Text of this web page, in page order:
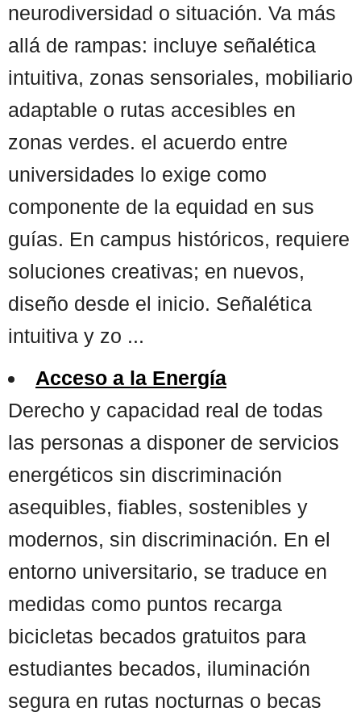
neurodiversidad o situación. Va más
allá de rampas: incluye señalética
intuitiva, zonas sensoriales, mobiliario
adaptable o rutas accesibles en
zonas verdes. el acuerdo entre
universidades lo exige como
componente de la equidad en sus
guías. En campus históricos, requiere
soluciones creativas; en nuevos,
diseño desde el inicio. Señalética
intuitiva y zo ...
Acceso a la Energía
Derecho y capacidad real de todas
las personas a disponer de servicios
energéticos sin discriminación
asequibles, fiables, sostenibles y
modernos, sin discriminación. En el
entorno universitario, se traduce en
medidas como puntos recarga
bicicletas becados gratuitos para
estudiantes becados, iluminación
segura en rutas nocturnas o becas